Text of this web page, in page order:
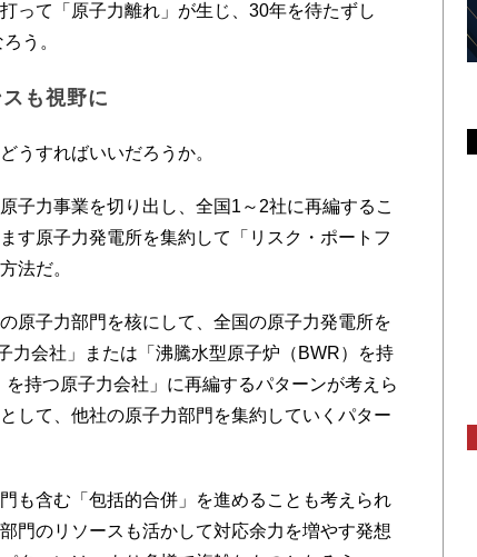
って「原子力離れ」が生じ、30年を待たずし
う。
も視野に
うすればいいだろうか。
子力事業を切り出し、全国1～2社に再編するこ
す原子力発電所を集約して「リスク・ポートフ
法だ。
原子力部門を核にして、全国の原子力発電所を
力会社」または「沸騰水型原子炉（BWR）を持
持つ原子力会社」に再編するパターンが考えら
して、他社の原子力部門を集約していくパター
も含む「包括的合併」を進めることも考えられ
門のリソースも活かして対応余力を増やす発想